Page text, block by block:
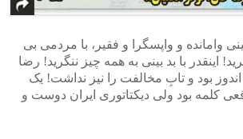
وامانده و واپسگرا و فقیر، با مردمی بی
اینقدر با بد بینی به همه چیز ننگرید! رضا
بود و تابِ مخالفت را نیز نداشت! یک
کلمه بود ولی دیکتاتوری ایران دوست و